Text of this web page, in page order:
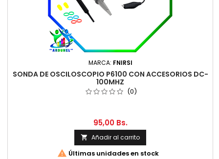
MARCA: FNIRSI
SONDA DE OSCILOSCOPIO P6100 CON ACCESORIOS DC-
100MHZ
(0)
95,00 Bs.
 Añadir al carrito
 Últimas unidades en stock